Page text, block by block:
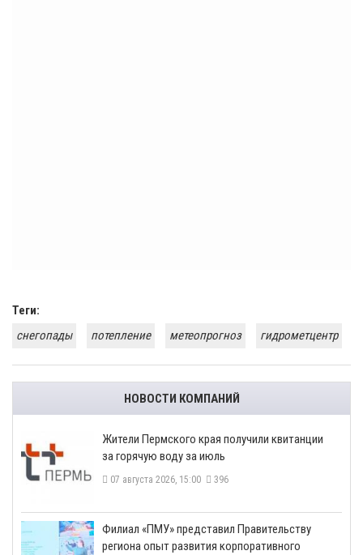
Теги:
снегопады
потепление метеопрогноз гидрометцентр
НОВОСТИ КОМПАНИЙ
​Жители Пермского края получили квитанции
за горячую воду за июль
07 августа 2026, 15:00 396
​Филиал «ПМУ» представил Правительству
региона опыт развития корпоративного